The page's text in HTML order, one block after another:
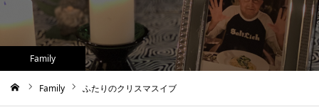
Family
Family ふたりのクリスマスイブ
Contact